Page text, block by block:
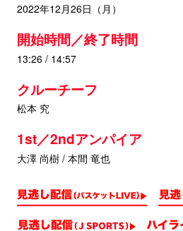
2022年12月26日（月）
開始時間／終了時間
13:26 / 14:57
クルーチーフ
松本 究
1st／2ndアンパイア
大澤 尚樹 / 本間 竜也